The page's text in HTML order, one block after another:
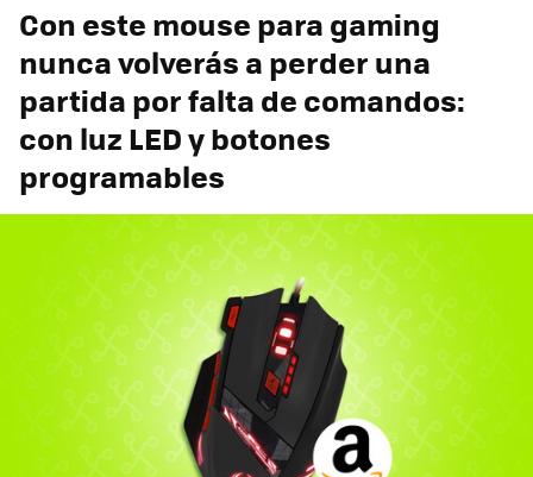
Con este mouse para gaming
nunca volverás a perder una
partida por falta de comandos:
con luz LED y botones
programables